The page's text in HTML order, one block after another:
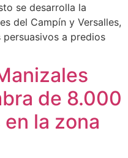
se desarrolla la
del Campín y Versalles,
a predios
de 8.000
la zona